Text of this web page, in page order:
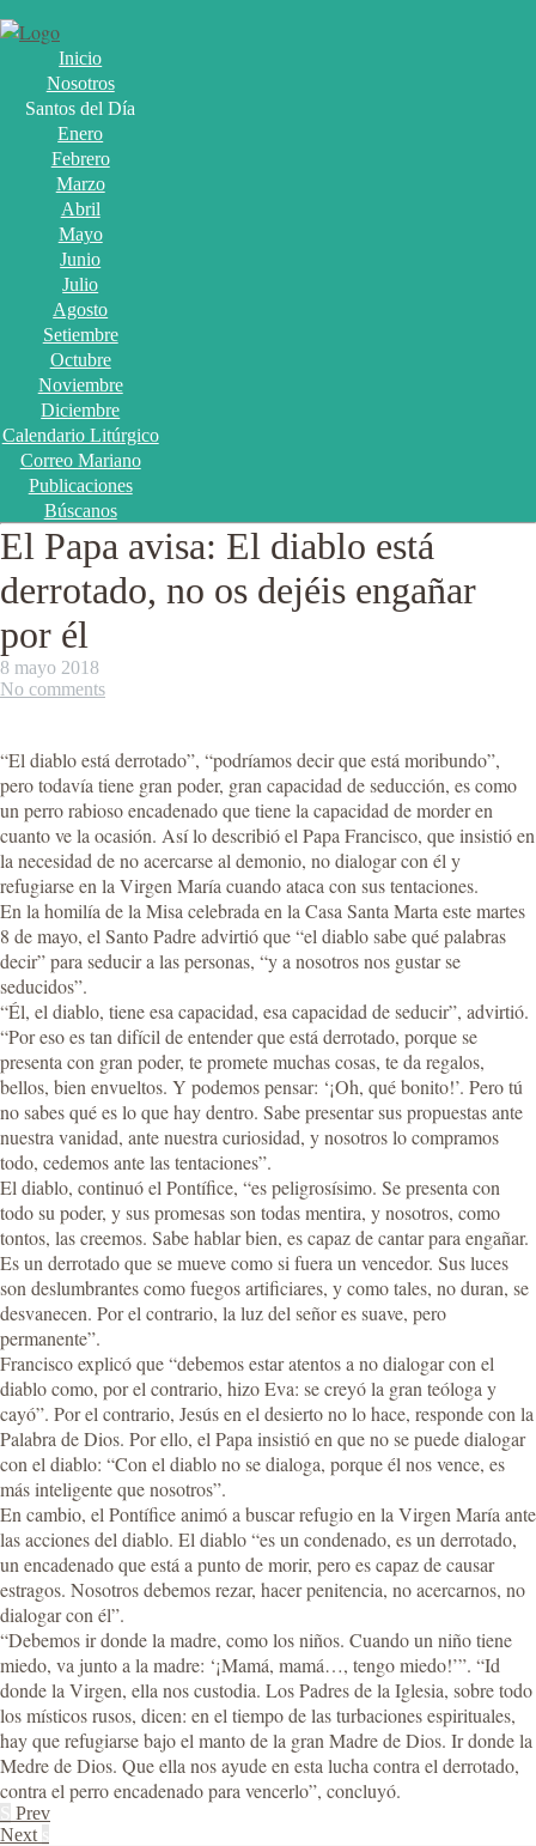
Inicio
Nosotros
Santos del Día
Enero
Febrero
Marzo
Abril
Mayo
Junio
Julio
Agosto
Setiembre
Octubre
Noviembre
Diciembre
Calendario Litúrgico
Correo Mariano
Publicaciones
Búscanos
El Papa avisa: El diablo está
derrotado, no os dejéis engañar
por él
8 mayo 2018
No comments
“El diablo está derrotado”, “podríamos decir que está moribundo”,
pero todavía tiene gran poder, gran capacidad de seducción, es como
un perro rabioso encadenado que tiene la capacidad de morder en
cuanto ve la ocasión. Así lo describió el Papa Francisco, que insistió en
la necesidad de no acercarse al demonio, no dialogar con él y
refugiarse en la Virgen María cuando ataca con sus tentaciones.
En la homilía de la Misa celebrada en la Casa Santa Marta este martes
8 de mayo, el Santo Padre advirtió que “el diablo sabe qué palabras
decir” para seducir a las personas, “y a nosotros nos gustar se
seducidos”.
“Él, el diablo, tiene esa capacidad, esa capacidad de seducir”, advirtió.
“Por eso es tan difícil de entender que está derrotado, porque se
presenta con gran poder, te promete muchas cosas, te da regalos,
bellos, bien envueltos. Y podemos pensar: ‘¡Oh, qué bonito!’. Pero tú
no sabes qué es lo que hay dentro. Sabe presentar sus propuestas ante
nuestra vanidad, ante nuestra curiosidad, y nosotros lo compramos
todo, cedemos ante las tentaciones”.
El diablo, continuó el Pontífice, “es peligrosísimo. Se presenta con
todo su poder, y sus promesas son todas mentira, y nosotros, como
tontos, las creemos. Sabe hablar bien, es capaz de cantar para engañar.
Es un derrotado que se mueve como si fuera un vencedor. Sus luces
son deslumbrantes como fuegos artificiares, y como tales, no duran, se
desvanecen. Por el contrario, la luz del señor es suave, pero
permanente”.
Francisco explicó que “debemos estar atentos a no dialogar con el
diablo como, por el contrario, hizo Eva: se creyó la gran teóloga y
cayó”. Por el contrario, Jesús en el desierto no lo hace, responde con la
Palabra de Dios. Por ello, el Papa insistió en que no se puede dialogar
con el diablo: “Con el diablo no se dialoga, porque él nos vence, es
más inteligente que nosotros”.
En cambio, el Pontífice animó a buscar refugio en la Virgen María ante
las acciones del diablo. El diablo “es un condenado, es un derrotado,
un encadenado que está a punto de morir, pero es capaz de causar
estragos. Nosotros debemos rezar, hacer penitencia, no acercarnos, no
dialogar con él”.
“Debemos ir donde la madre, como los niños. Cuando un niño tiene
miedo, va junto a la madre: ‘¡Mamá, mamá…, tengo miedo!’”. “Id
donde la Virgen, ella nos custodia. Los Padres de la Iglesia, sobre todo
los místicos rusos, dicen: en el tiempo de las turbaciones espirituales,
hay que refugiarse bajo el manto de la gran Madre de Dios. Ir donde la
Medre de Dios. Que ella nos ayude en esta lucha contra el derrotado,
contra el perro encadenado para vencerlo”, concluyó.
Prev
Next